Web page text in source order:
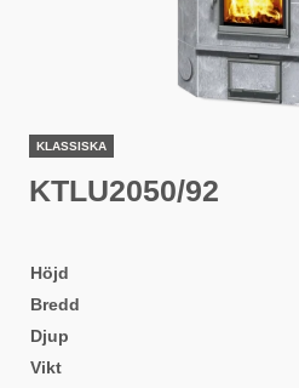
KLASSISKA
KTLU2050/92
Höjd
Bredd
Djup
Vikt